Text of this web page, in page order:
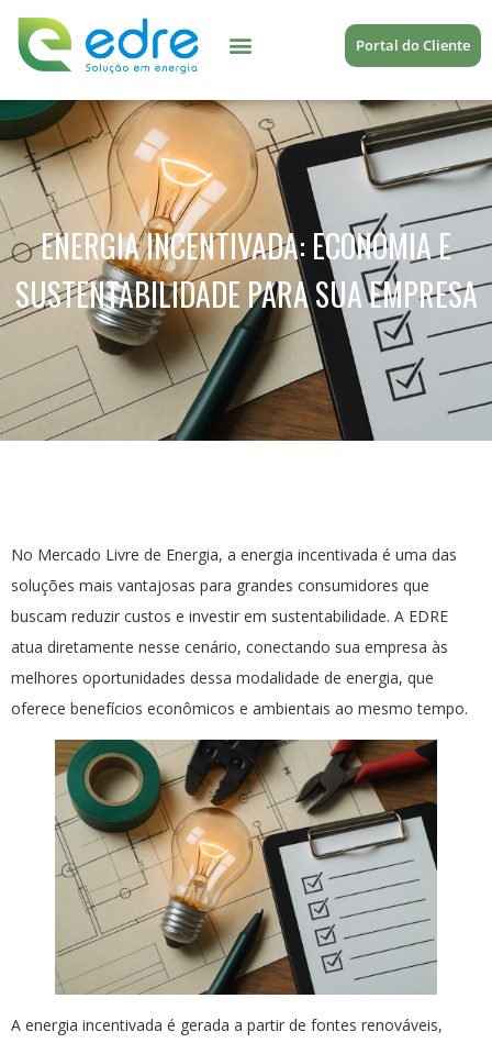
Portal do Cliente
ENERGIA INCENTIVADA: ECONOMIA E
SUSTENTABILIDADE PARA SUA EMPRESA
No Mercado Livre de Energia, a energia incentivada é uma das
soluções mais vantajosas para grandes consumidores que
buscam reduzir custos e investir em sustentabilidade. A EDRE
atua diretamente nesse cenário, conectando sua empresa às
melhores oportunidades dessa modalidade de energia, que
oferece benefícios econômicos e ambientais ao mesmo tempo.
A energia incentivada é gerada a partir de fontes renováveis,